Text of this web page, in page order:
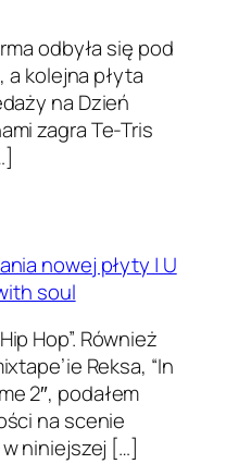
odbyła się pod
a kole­jna płyta
na Dzień
zagra Te-Tris
nowej płyty | U
soul
Hop”. Również
Reksa, “In
2″, podałem
na sce­nie
niniejszej […]